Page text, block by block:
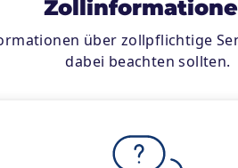
über zollpflichtige
dabei beachten sollten.